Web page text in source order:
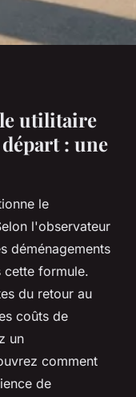
aller
sans
lecture
utilitaire
: une
le
l'observateur
déménagements
cette formule.
du retour au
coûts de
un
comment
de